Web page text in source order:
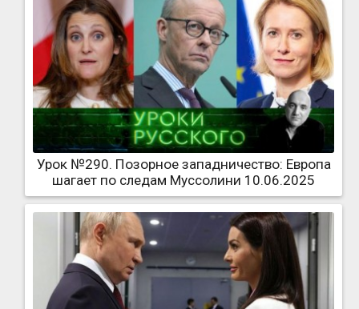
Урок №290. Позорное западничество: Европа
шагает по следам Муссолини 10.06.2025